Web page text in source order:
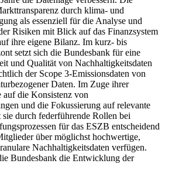
durch klima- und
als essenziell für die Analyse und
Risiken mit Blick auf das Finanzsystem
ihre eigene Bilanz. Im kurz- bis
setzt sich die Bundesbank für eine
und Qualität von Nachhaltigkeitsdaten
der Scope 3-Emissionsdaten von
Daten. Im Zuge ihrer
die Konsistenz von
und die Fokussierung auf relevante
durch federführende Rollen bei
für das ESZB entscheidend
über möglichst hochwertige,
Nachhaltigkeitsdaten verfügen.
Bundesbank die Entwicklung der